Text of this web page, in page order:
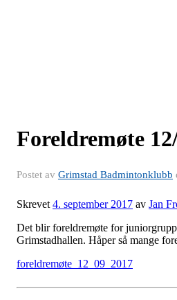
Foreldremøte
Postet av Grimstad Badmintonklubb
Skrevet 4. september 2017 av Jan
Det blir foreldremøte for
Grimstadhallen. Håper så mange
foreldremøte_12_09_2017